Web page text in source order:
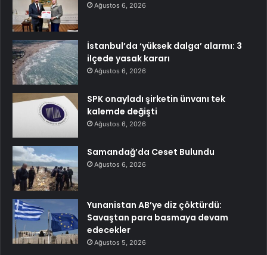
Ağustos 6, 2026
İstanbul’da ‘yüksek dalga’ alarmı: 3
ilçede yasak kararı
Ağustos 6, 2026
SPK onayladı şirketin ünvanı tek
kalemde değişti
Ağustos 6, 2026
Samandağ’da Ceset Bulundu
Ağustos 6, 2026
Yunanistan AB’ye diz çöktürdü:
Savaştan para basmaya devam
edecekler
Ağustos 5, 2026